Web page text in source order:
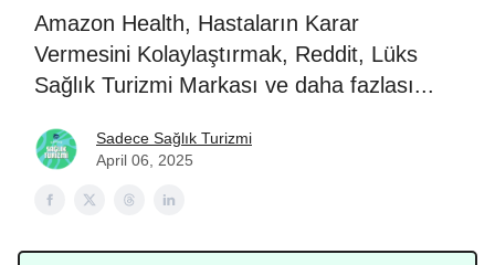
Amazon Health, Hastaların Karar
Vermesini Kolaylaştırmak, Reddit, Lüks
Sağlık Turizmi Markası ve daha fazlası...
Sadece Sağlık Turizmi
April 06, 2025